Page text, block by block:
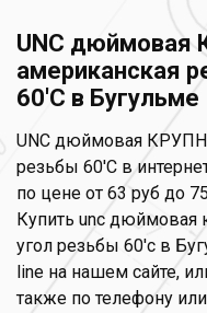
UNC дюймовая
американская
60'С в Бугульме
UNC дюймовая
резьбы 60'С в
по цене от 63 руб до
Купить unc дюймовая
угол резьбы 60'с в
line на нашем сайте,
также по телефону